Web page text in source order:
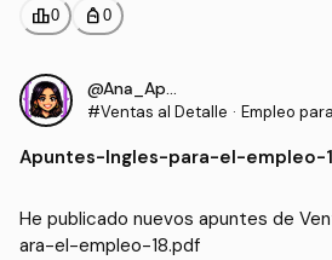
leaderboard0 personal_bag 0
@Ana_Apuntes
#Ventas al Detalle · Empleo
Apuntes-Ingles-para-el-empleo-
He publicado nuevos apuntes de
ara-el-empleo-18.pdf